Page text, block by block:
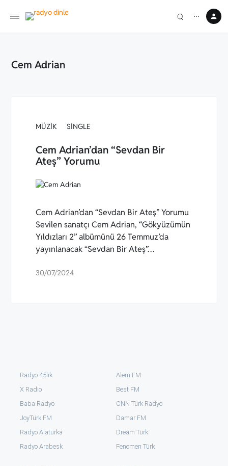
⋯
Cem Adrian
MÜZIK SINGLE
Cem Adrian’dan “Sevdan Bir
Ateş” Yorumu
Cem Adrian’dan “Sevdan Bir Ateş” Yorumu
Sevilen sanatçı Cem Adrian, “Gökyüzümün
Yıldızları 2” albümünü 26 Temmuz’da
yayınlanacak “Sevdan Bir Ateş”…
30/07/2024
Radyo 45lik
X Radio
Baba Radyo
JoyTürk FM
Radyo Alaturka
Radyo Arabesk
Alem FM
Best FM
CNN Türk Radyo
Damar FM
Dream Türk
Fenomen Türk